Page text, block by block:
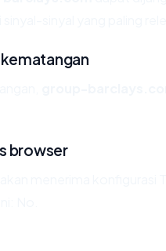
browser